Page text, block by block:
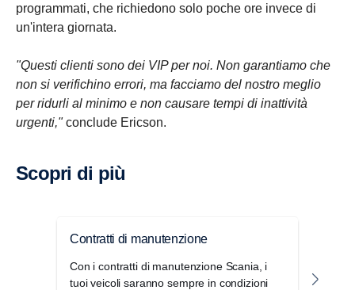
programmati, che richiedono solo poche ore invece di
un'intera giornata.
"Questi clienti sono dei VIP per noi. Non garantiamo che
non si verifichino errori, ma facciamo del nostro meglio
per ridurli al minimo e non causare tempi di inattività
urgenti,"conclude Ericson.
Scopri di più
Contratti di manutenzione
Con i contratti di manutenzione Scania, i
tuoi veicoli saranno sempre in condizioni